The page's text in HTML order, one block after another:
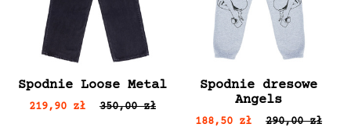
Spodnie Loose Metal
219,90 zł 350,00 zł
Spodnie dresowe
Angels
188,50 zł 290,00 zł